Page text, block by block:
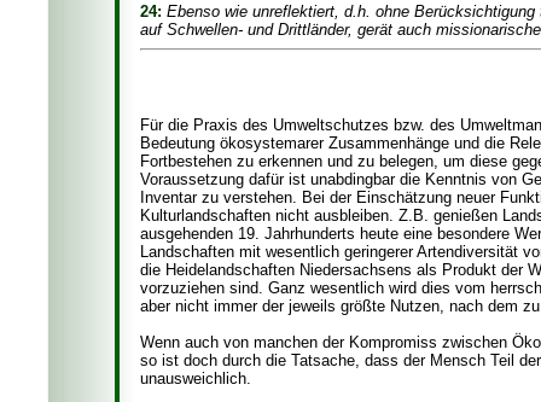
24: Ebenso wie unreflektiert, d.h. ohne
auf Schwellen- und Drittländer, gerät auch
Für die Praxis des Umweltschutzes bzw. des
Bedeutung ökosystemarer Zusammenhänge und die
Fortbestehen zu erkennen und zu belegen, um diese
Voraussetzung dafür ist unabdingbar die Kenntnis von
Inventar zu verstehen. Bei der Einschätzung neuer
Kulturlandschaften nicht ausbleiben. Z.B. genießen
ausgehenden 19. Jahrhunderts heute eine besondere
Landschaften mit wesentlich geringerer Artendiversität
die Heidelandschaften Niedersachsens als Produkt der
vorzuziehen sind. Ganz wesentlich wird dies vom
aber nicht immer der jeweils größte Nutzen, nach dem
Wenn auch von manchen der Kompromiss zwischen
so ist doch durch die Tatsache, dass der Mensch Teil
unausweichlich.